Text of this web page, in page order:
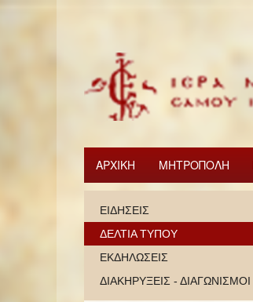
ΑΡΧΙΚΗ ΜΗΤΡΟΠΟΛΗ
ΕΙΔΗΣΕΙΣ
ΔΕΛΤΙΑ ΤΥΠΟΥ
ΕΚΔΗΛΩΣΕΙΣ
ΔΙΑΚΗΡΥΞΕΙΣ - ΔΙΑΓΩΝΙΣΜΟΙ